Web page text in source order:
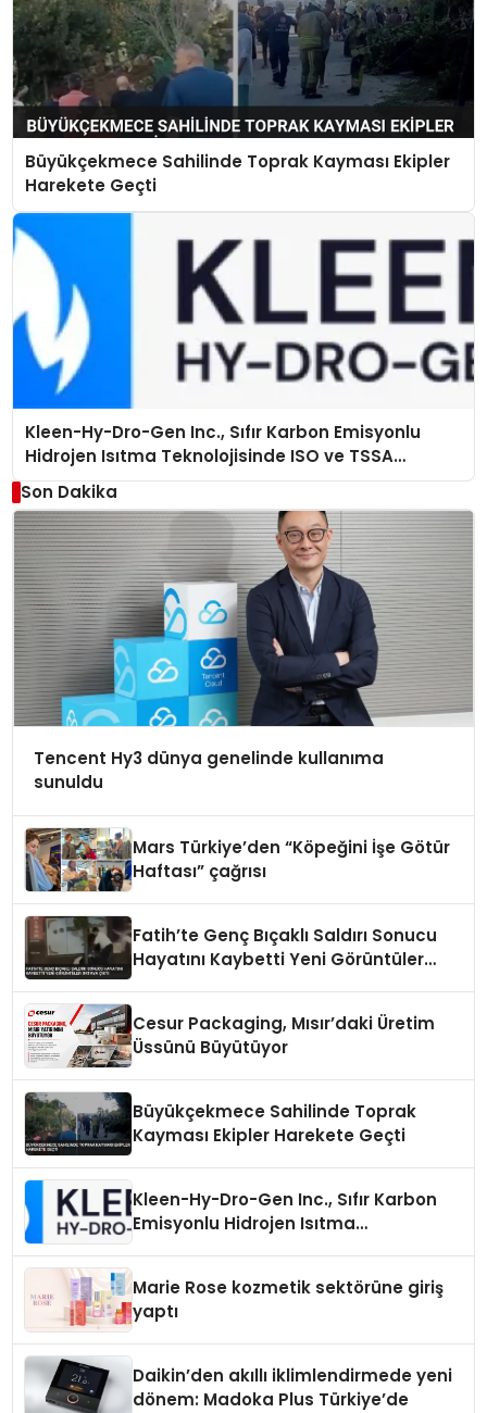
Büyükçekmece Sahilinde Toprak Kayması Ekipler
Harekete Geçti
Kleen-Hy-Dro-Gen Inc., Sıfır Karbon Emisyonlu
Hidrojen Isıtma Teknolojisinde ISO ve TSSA
Düzenleyici Onaylarını Aldı
Son Dakika
Tencent Hy3 dünya genelinde kullanıma
sunuldu
Mars Türkiye’den “Köpeğini İşe Götür
Haftası” çağrısı
Fatih’te Genç Bıçaklı Saldırı Sonucu
Hayatını Kaybetti Yeni Görüntüler
Cesur Packaging, Mısır’daki Üretim
Üssünü Büyütüyor
Büyükçekmece Sahilinde Toprak
Kayması Ekipler Harekete Geçti
Kleen-Hy-Dro-Gen Inc., Sıfır Karbon
Emisyonlu Hidrojen Isıtma
Marie Rose kozmetik sektörüne giriş
yaptı
Daikin’den akıllı iklimlendirmede yeni
dönem: Madoka Plus Türkiye’de